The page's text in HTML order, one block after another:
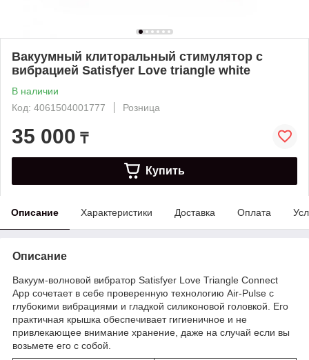
Вакуумный клиторальный стимулятор с
вибрацией Satisfyer Love triangle white
В наличии
Код: 4061504001777
Розница
35 000 ₸
Купить
Описание Характеристики Доставка Оплата
Описание
Вакуум-волновой вибратор Satisfyer Love Triangle Connect
App сочетает в себе проверенную технологию Air-Pulse с
глубокими вибрациями и гладкой силиконовой головкой. Его
практичная крышка обеспечивает гигиеничное и не
привлекающее внимание хранение, даже на случай если вы
возьмете его с собой.